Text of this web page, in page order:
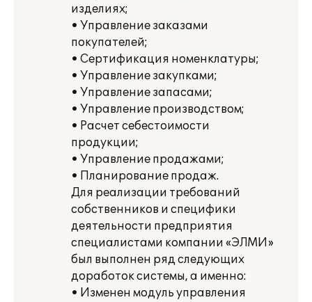
изделиях;
• Управление заказами
покупателей;
• Сертификация номенклатуры;
• Управление закупками;
• Управление запасами;
• Управление производством;
• Расчет себестоимости
продукции;
• Управление продажами;
• Планирование продаж.
Для реализации требований
собственников и специфики
деятельности предприятия
специалистами компании «ЭЛМИ»
был выполнен ряд следующих
доработок системы, а именно:
• Изменен модуль управления